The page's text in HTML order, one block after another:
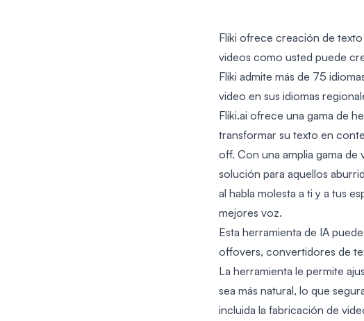
Fliki ofrece creación de
videos como usted puede
Fliki admite más de 75
video en sus idiomas
Fliki.ai ofrece una gama de
transformar su texto en
off. Con una amplia gama de
solución para aquellos
al habla molesta a ti y a tus
mejores voz.
Esta herramienta de IA
offovers, convertidores de
La herramienta le permite
sea más natural, lo que
incluida la fabricación de